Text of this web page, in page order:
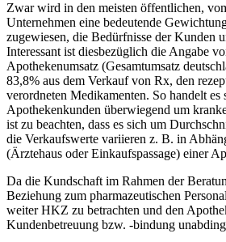
Zwar wird in den meisten öffentlichen,
Unternehmen eine bedeutende
zugewiesen, die Bedürfnisse der Kunden
Interessant ist diesbezüglich die Angabe
Apothekenumsatz (Gesamtumsatz
83,8% aus dem Verkauf von Rx, den
verordneten Medikamenten. So handelt es
Apothekenkunden überwiegend um
ist zu beachten, dass es sich um
die Verkaufswerte variieren z. B. in
(Ärztehaus oder Einkaufspassage) einer
Da die Kundschaft im Rahmen der
Beziehung zum pharmazeutischen
weiter HKZ zu betrachten und den
Kundenbetreuung bzw. -bindung